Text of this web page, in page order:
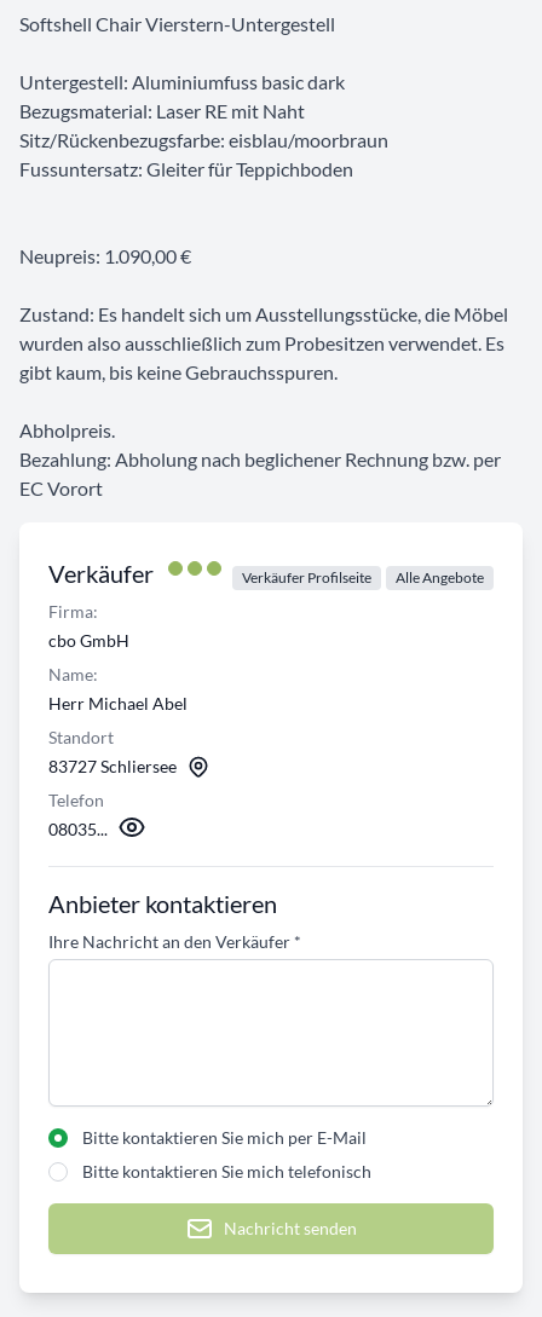
Verkäufer Verkäufer Profilseite Alle Angebote
Firma:
cbo GmbH
Name:
Herr Michael Abel
Standort
83727 Schliersee
Telefon
08035...
Anbieter kontaktieren
Ihre Nachricht an den Verkäufer *
Bitte kontaktieren Sie mich per E-Mail
Bitte kontaktieren Sie mich telefonisch
Nachricht senden
Softshell Chair Vierstern-Untergestell
Untergestell: Aluminiumfuss basic dark
Bezugsmaterial: Laser RE mit Naht
Sitz/Rückenbezugsfarbe: eisblau/moorbraun
Fussuntersatz: Gleiter für Teppichboden
Neupreis: 1.090,00 €
Zustand: Es handelt sich um Ausstellungsstücke, die Möbel
wurden also ausschließlich zum Probesitzen verwendet. Es
gibt kaum, bis keine Gebrauchsspuren.
Abholpreis.
Bezahlung: Abholung nach beglichener Rechnung bzw. per
EC Vorort